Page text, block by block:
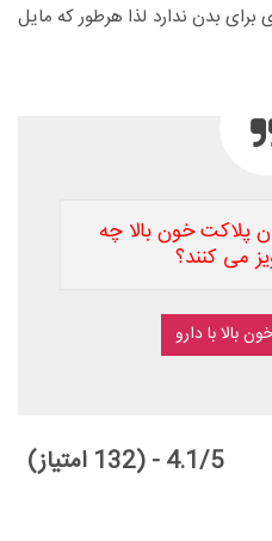
بدن ندارد لذا هرطور که مایل
پلاکت خون بالا چه
می کنند؟
بالا با دارو
4.1/5 - (132 امتیاز)